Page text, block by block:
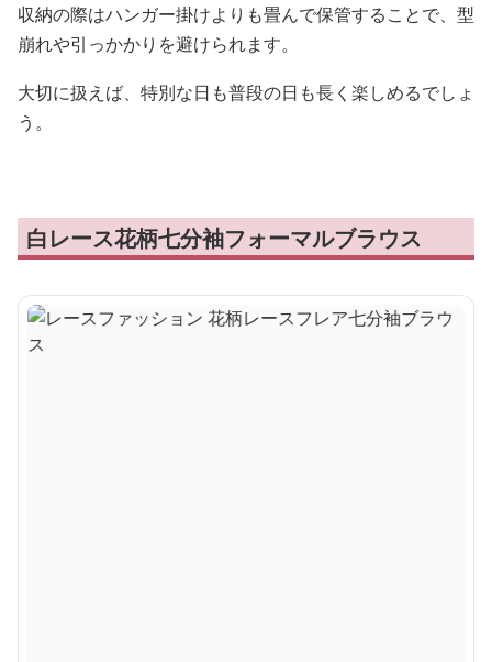
収納の際はハンガー掛けよりも畳んで保管することで、型
崩れや引っかかりを避けられます。
大切に扱えば、特別な日も普段の日も長く楽しめるでしょ
う。
白レース花柄七分袖フォーマルブラウス